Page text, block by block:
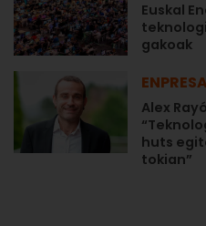
Euskal
gakoak
Alex
huts
tokian”